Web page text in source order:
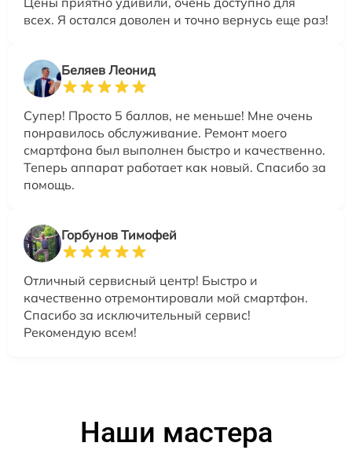
всех. Я остался доволен и точно вернусь еще раз!
Беляев Леонид
Супер! Просто 5 баллов, не меньше! Мне очень
понравилось обслуживание. Ремонт моего
смартфона был выполнен быстро и качественно.
Теперь аппарат работает как новый. Спасибо за
помощь.
Горбунов Тимофей
Отличный сервисный центр! Быстро и
качественно отремонтировали мой смартфон.
Спасибо за исключительный сервис!
Рекомендую всем!
Наши мастера